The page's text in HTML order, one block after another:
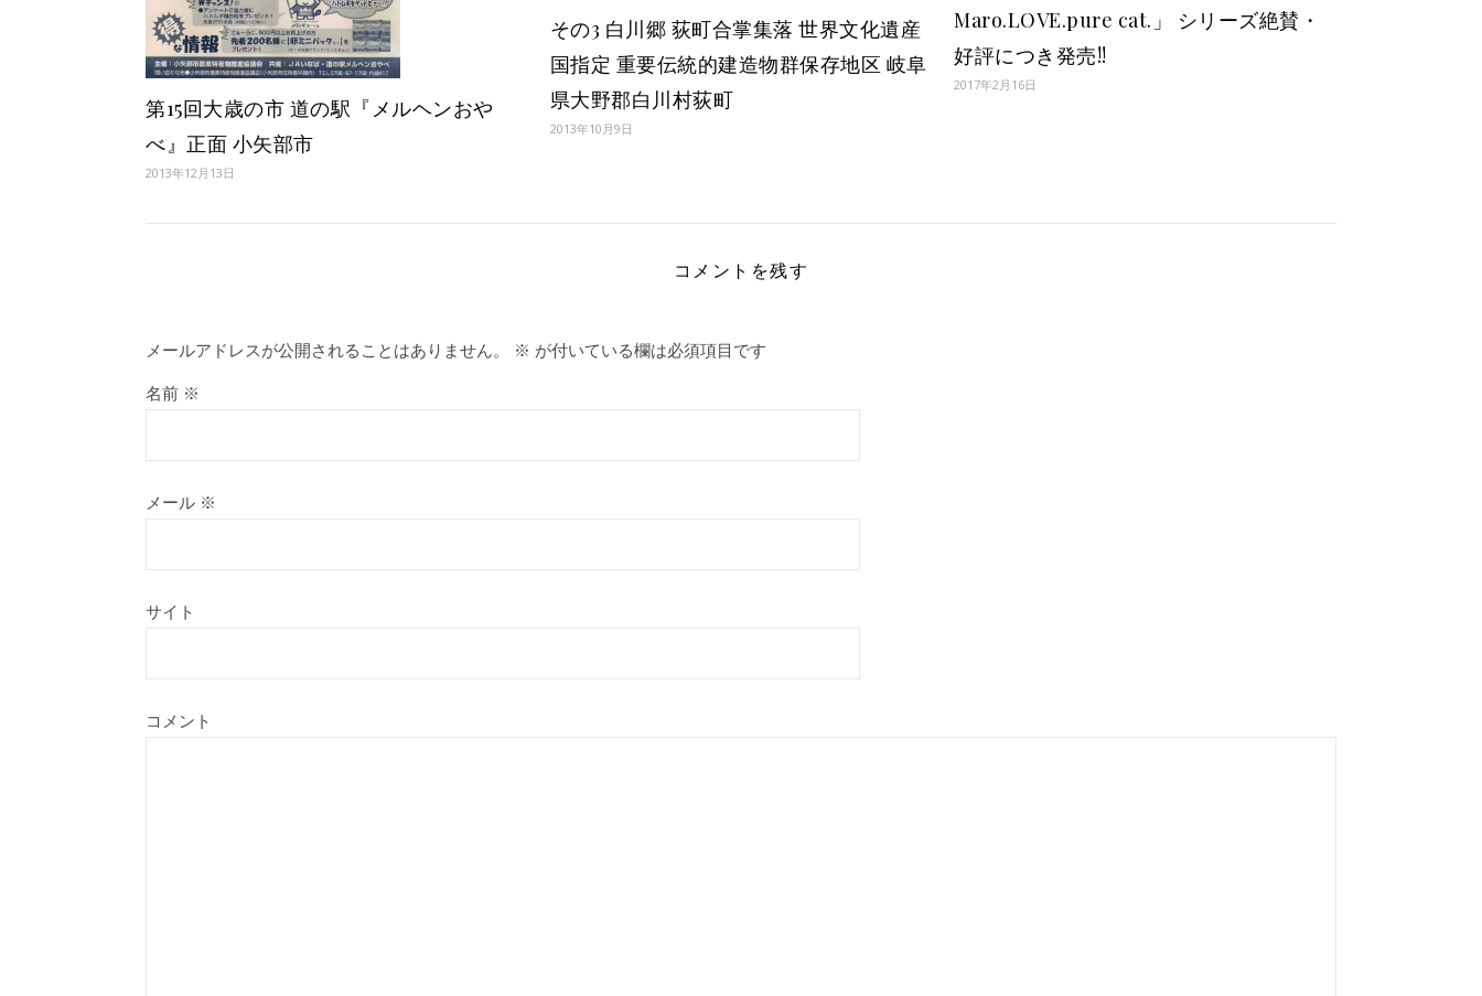
第15回大歳の市 道の駅『メルヘンおや
べ』正面 小矢部市
2013年12月13日
その3 白川郷 荻町合掌集落 世界文化遺産
国指定 重要伝統的建造物群保存地区 岐阜
県大野郡白川村荻町
2013年10月9日
Maro.LOVE.pure cat.」 シリーズ絶賛・
好評につき発売!!
2017年2月16日
コメントを残す
メールアドレスが公開されることはありません。 ※ が付いている欄は必須項目です
名前 ※
メール ※
サイト
コメント